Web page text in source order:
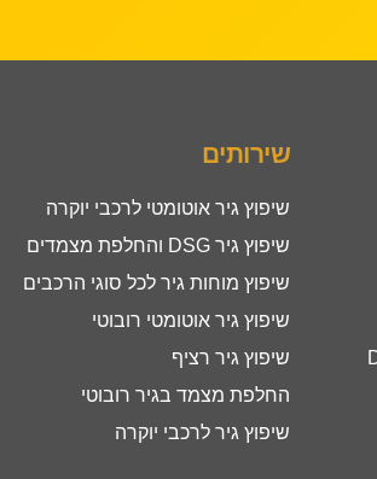
שירותים
שיפוץ גיר אוטומטי לרכבי יוקרה
שיפוץ גיר DSG והחלפת מצמדים
שיפוץ מוחות גיר לכל סוגי הרכבים
שיפוץ גיר אוטומטי רובוטי
שיפוץ גיר רציף
החלפת מצמד בגיר רובוטי
שיפוץ גיר לרכבי יוקרה